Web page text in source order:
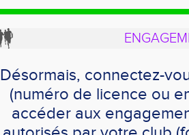
Désormais, connectez-
(numéro de licence ou
accéder aux